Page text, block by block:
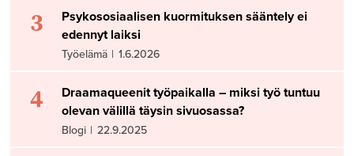
3
Psykososiaalisen kuormituksen sääntely ei
edennyt laiksi
Työelämä | 1.6.2026
4
Draamaqueenit työpaikalla – miksi työ tuntuu
olevan välillä täysin sivuosassa?
Blogi | 22.9.2025